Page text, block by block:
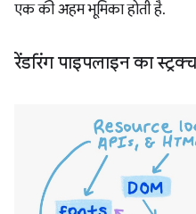
एक की अहम भूमिका होती है.
रेंडरिंग पाइपलाइन का